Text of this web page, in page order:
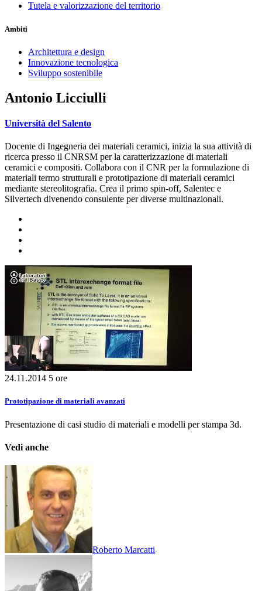
Tutela e valorizzazione del territorio
Ambiti
Architettura e design
Innovazione tecnologica
Sviluppo sostenibile
Antonio Licciulli
Università del Salento
Docente di Ingegneria dei materiali ceramici, inizia la sua attività di
ricerca presso il CNRSM per la caratterizzazione di materiali
ceramici e compositi. Collabora con il CNR per la formulazione di
materiali termo strutturali e prototipazione di materiali ceramici
mediante stereolitografia. Crea il primo spin-off, Salentec e
Silvertech divenendo consulente per diverse multinazionali.
24.11.2014 5 ore
Prototipazione di materiali avanzati
Presentazione di casi studio di materiali e modelli per stampa 3d.
Vedi anche
Roberto Marcatti